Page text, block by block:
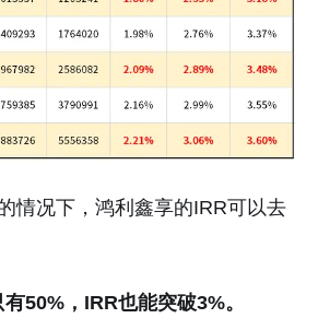
情况下，鸿利鑫享的IRR可以去
50%，IRR也能突破3%。